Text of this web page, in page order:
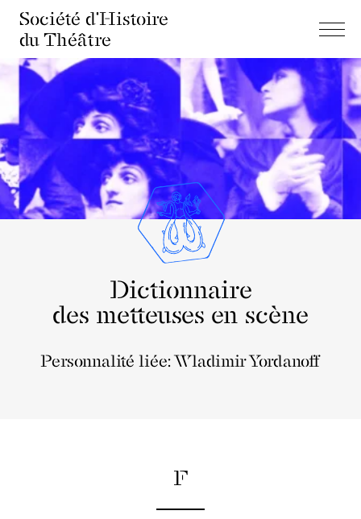
Société d'Histoire
du Théâtre
Dictionnaire
des metteuses en scène
Personnalité liée: Wladimir Yordanoff
F